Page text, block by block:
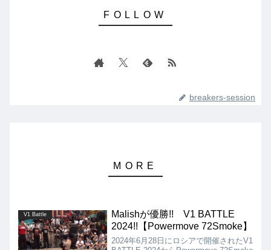
breakers-session
V1 Battle
Malishが優勝!! V1 BATTLE
2024!!【Powermove 72Smoke】
2024年6月28日にロシアで開催されたV1